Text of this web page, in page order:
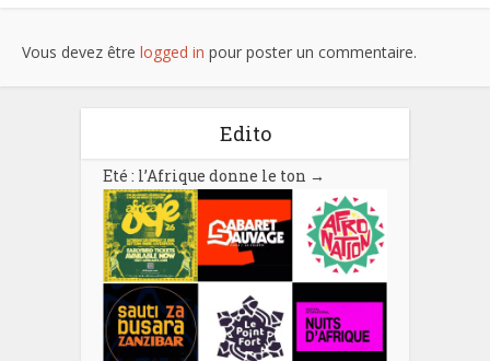
Vous devez être logged in pour poster un commentaire.
Edito
Eté : l’Afrique donne le ton →